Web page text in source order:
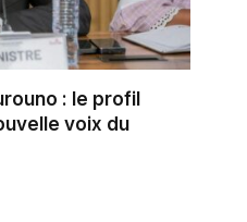
: le profil
voix du